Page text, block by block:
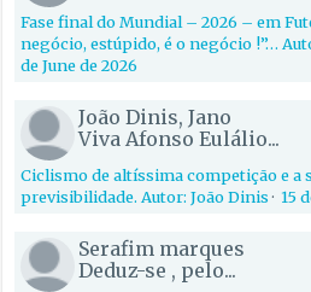
Fase final do Mundial – 2026 – em
negócio, estúpido, é o negócio !”…
de June de 2026
João Dinis, Jano
Viva Afonso Eulálio...
Ciclismo de altíssima competição e a
previsibilidade. Autor: João Dinis·15
Serafim marques
Deduz-se , pelo...